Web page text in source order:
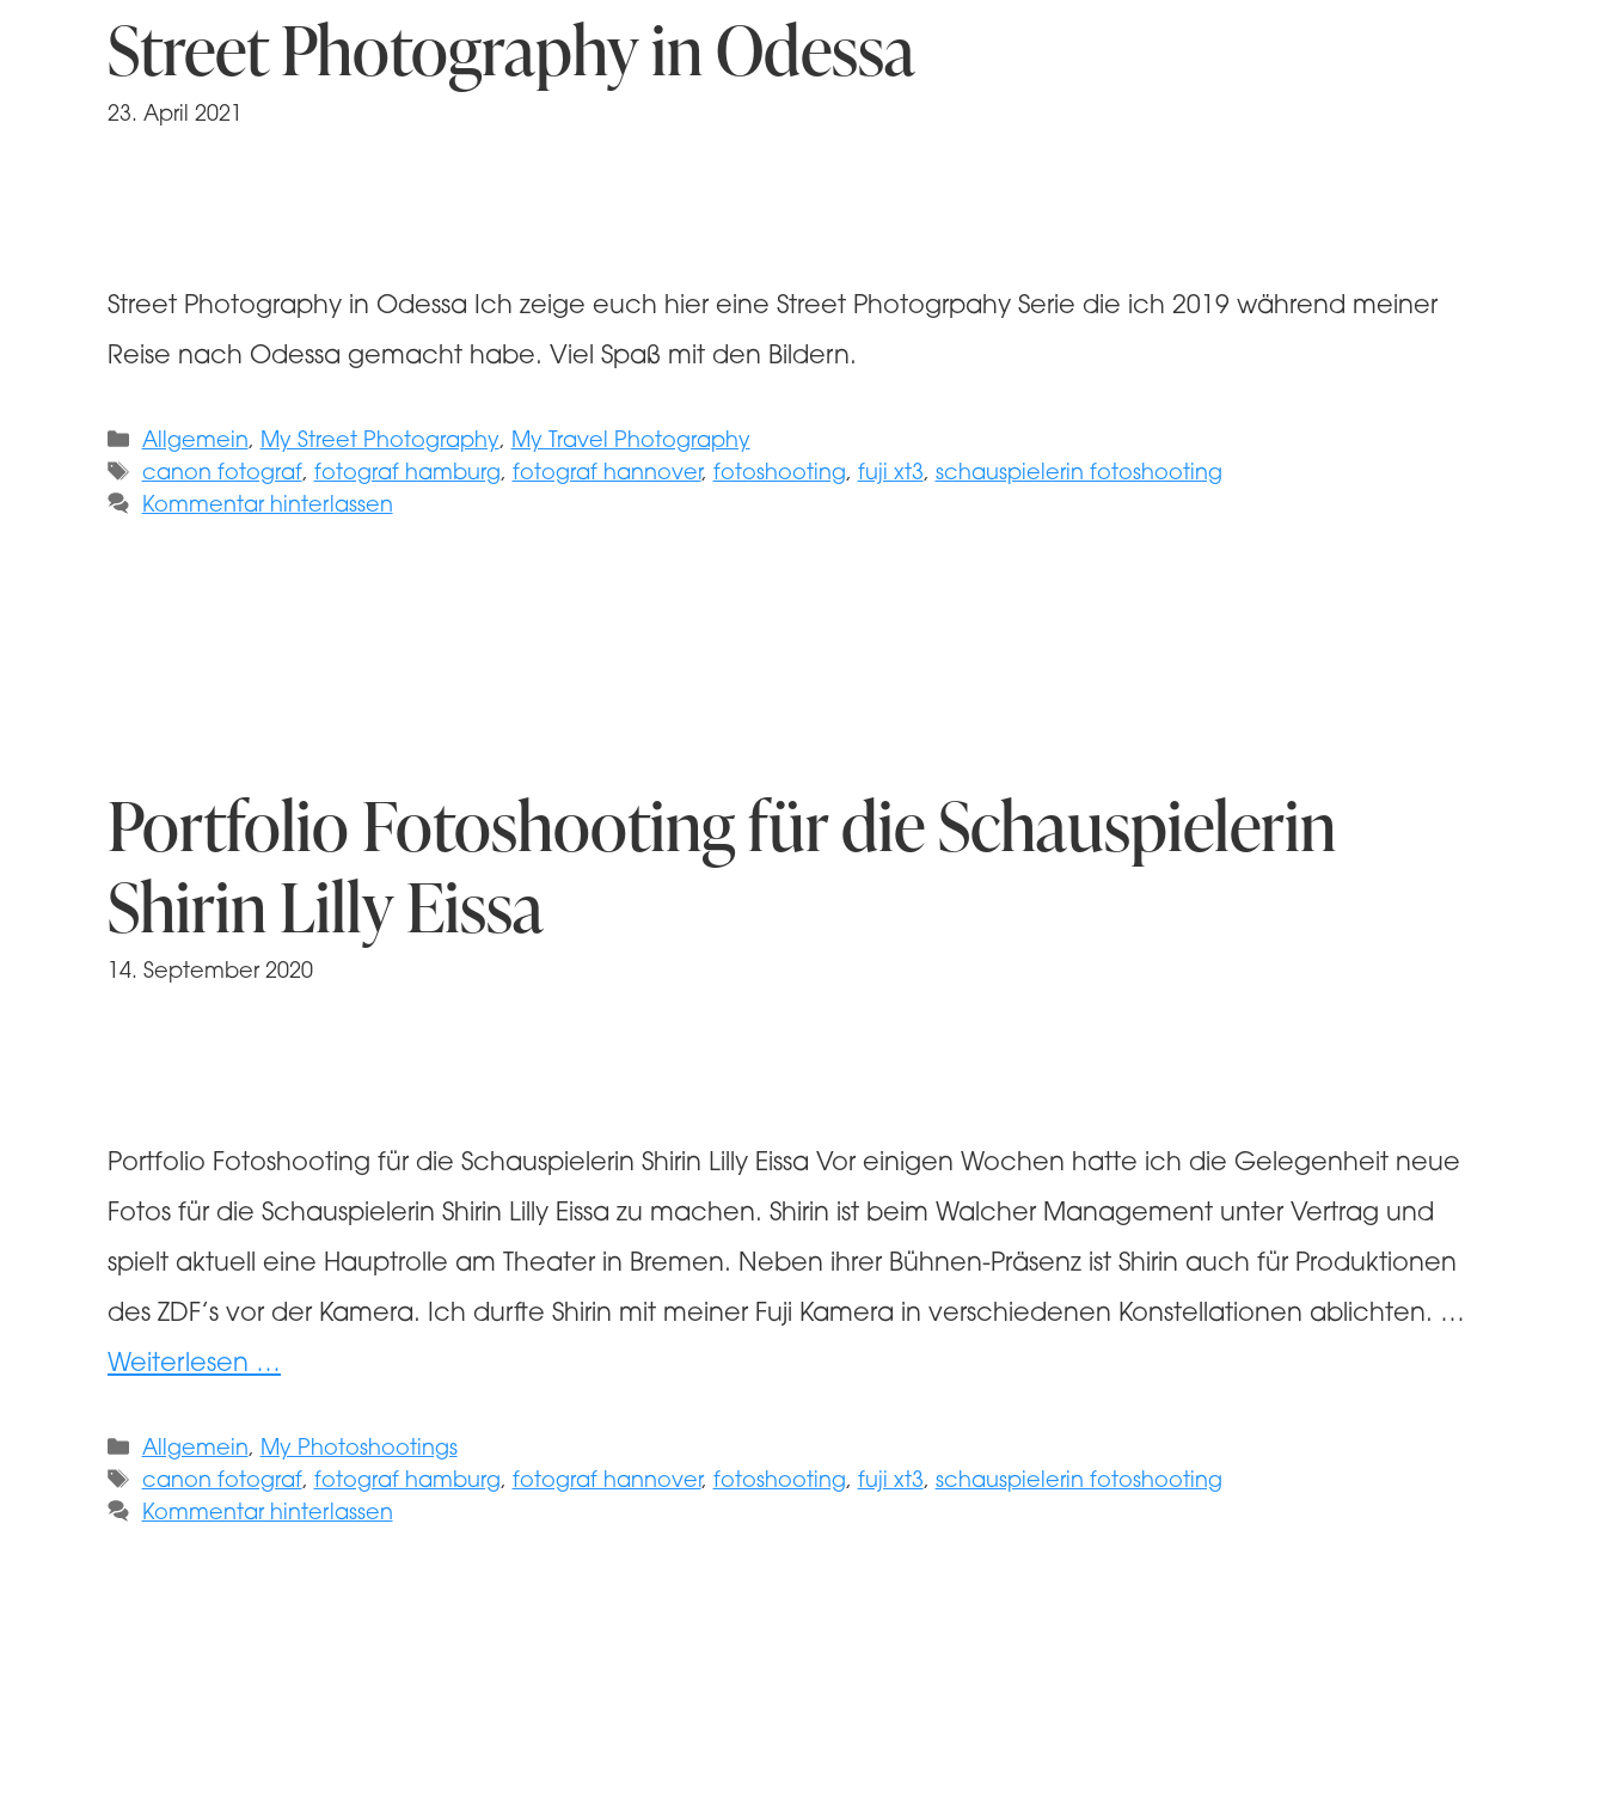
Street Photography in Odessa
23. April 2021
Street Photography in Odessa Ich zeige euch hier eine Street Photogrpahy Serie die ich 2019 während meiner
Reise nach Odessa gemacht habe. Viel Spaß mit den Bildern.
Kategorien
Allgemein, My Street Photography, My Travel Photography
Schlagwörter
canon fotograf, fotograf hamburg, fotograf hannover, fotoshooting, fuji xt3, schauspielerin fotoshooting
Kommentar hinterlassen
Portfolio Fotoshooting für die Schauspielerin
Shirin Lilly Eissa
14. September 2020
Portfolio Fotoshooting für die Schauspielerin Shirin Lilly Eissa Vor einigen Wochen hatte ich die Gelegenheit neue
Fotos für die Schauspielerin Shirin Lilly Eissa zu machen. Shirin ist beim Walcher Management unter Vertrag und
spielt aktuell eine Hauptrolle am Theater in Bremen. Neben ihrer Bühnen-Präsenz ist Shirin auch für Produktionen
des ZDF’s vor der Kamera. Ich durfte Shirin mit meiner Fuji Kamera in verschiedenen Konstellationen ablichten. …
Weiterlesen …
Kategorien
Allgemein, My Photoshootings
Schlagwörter
canon fotograf, fotograf hamburg, fotograf hannover, fotoshooting, fuji xt3, schauspielerin fotoshooting
Kommentar hinterlassen